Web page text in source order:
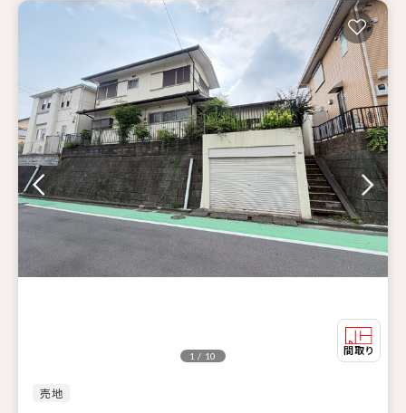
売地
1 / 10